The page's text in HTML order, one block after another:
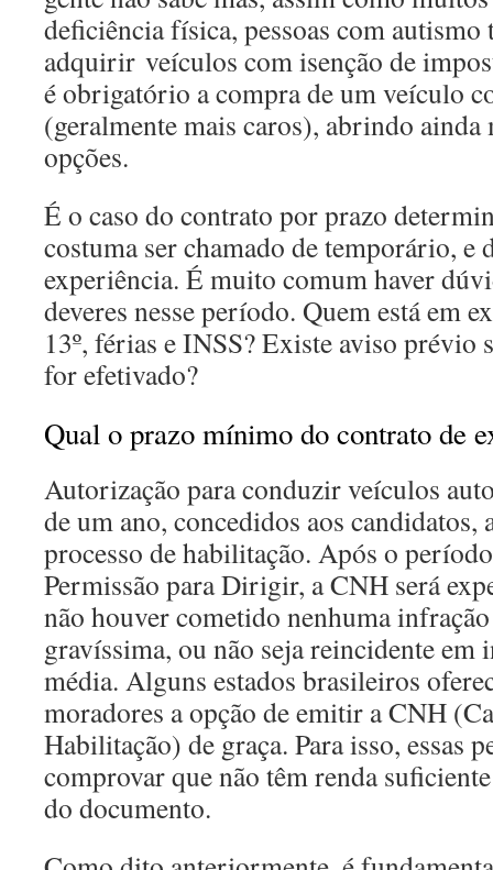
deficiência física, pessoas com autismo
adquirir veículos com isenção de
é obrigatório a compra de um veículo
(geralmente mais caros), abrindo ainda
opções.
É o caso do contrato por prazo
costuma ser chamado de temporário, e
experiência. É muito comum haver
deveres nesse período. Quem está em
13º, férias e INSS? Existe aviso prévio
for efetivado?
Qual o prazo mínimo do contrato de
Autorização para conduzir veículos
de um ano, concedidos aos candidatos,
processo de habilitação. Após o
Permissão para Dirigir, a CNH será
não houver cometido nenhuma
gravíssima, ou não seja reincidente em
média. Alguns estados brasileiros
moradores a opção de emitir a CNH
Habilitação) de graça. Para isso, essas
comprovar que não têm renda
do documento.